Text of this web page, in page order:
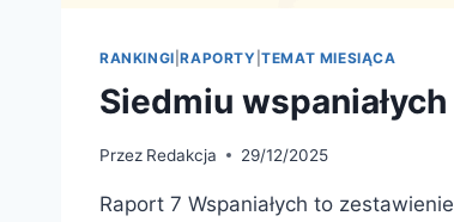
RANKINGI |RAPORTY |TEMAT MIESIĄCA
Siedmiu wspaniałych
Przez Redakcja 29/12/2025
Raport 7 Wspaniałych to zestawienie